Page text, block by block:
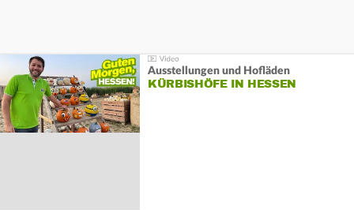
Ausstellungen und Hofläden
KÜRBISHÖFE IN HESSEN